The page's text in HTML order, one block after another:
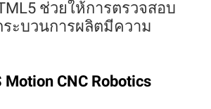
ช่วยให้การตรวจสอบ
ะบวนการผลิตมีความ
Motion CNC Robotics